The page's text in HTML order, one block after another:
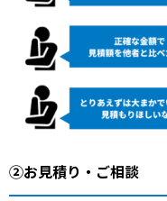
②お見積り・ご相談